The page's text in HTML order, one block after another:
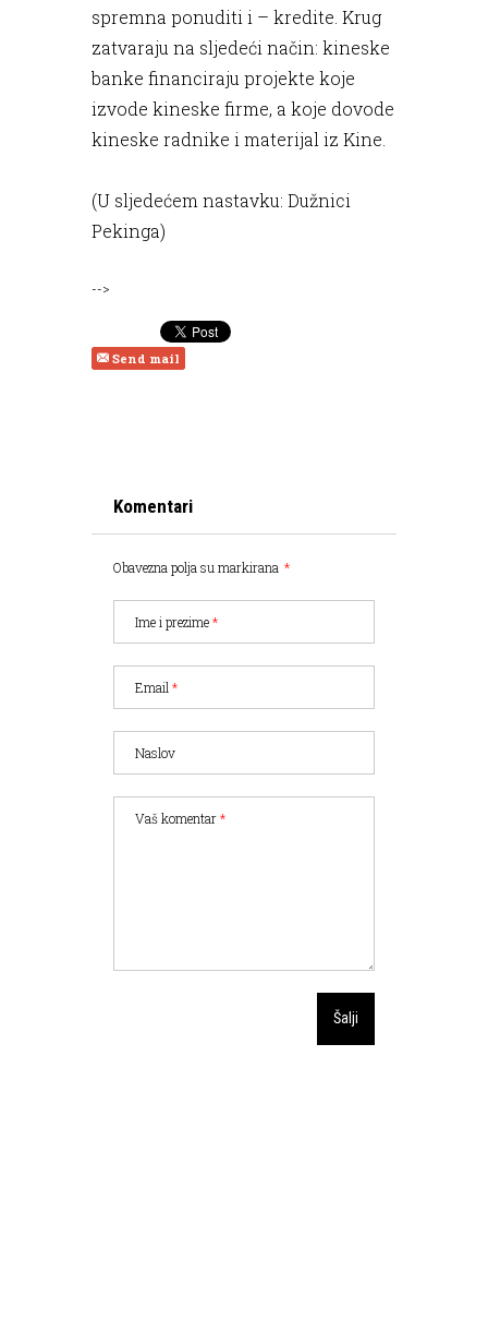
spremna ponuditi i – kredite. Krug
zatvaraju na sljedeći način: kineske
banke financiraju projekte koje
izvode kineske firme, a koje dovode
kineske radnike i materijal iz Kine.
(U sljedećem nastavku: Dužnici
Pekinga)
-->
Send mail
Komentari
Obavezna polja su markirana *
Ime i prezime*
Email *
Naslov
Vaš komentar*